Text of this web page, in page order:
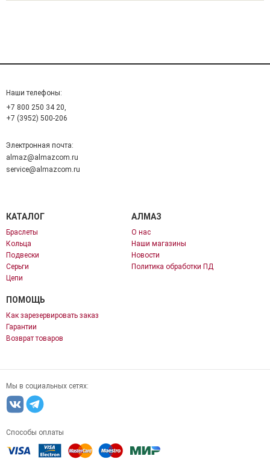
Наши телефоны:
+7 800 250 34 20,
+7 (3952) 500-206
Электронная почта:
almaz@almazcom.ru
service@almazcom.ru
КАТАЛОГ
Браслеты
Кольца
Подвески
Серьги
Цепи
АЛМАЗ
О нас
Наши магазины
Новости
Политика обработки ПД
ПОМОЩЬ
Как зарезервировать заказ
Гарантии
Возврат товаров
Мы в социальных сетях:
Способы оплаты